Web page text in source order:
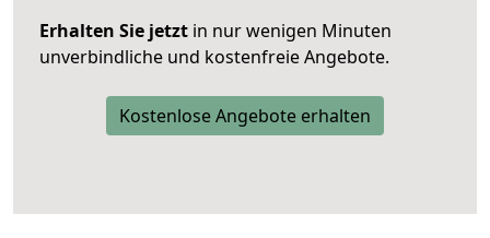
Erhalten Sie jetzt in nur wenigen Minuten
unverbindliche und kostenfreie Angebote.
Kostenlose Angebote erhalten